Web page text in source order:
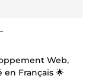
Web,
Français 🌟